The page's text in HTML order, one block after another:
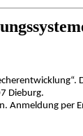
Dieburg.
Anmeldung per